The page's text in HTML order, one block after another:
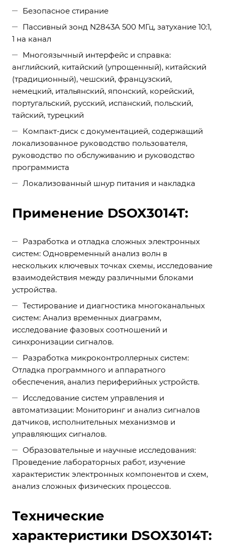
Безопасное стирание
Пассивный зонд N2843A 500 МГц, затухание 10:1,
1 на канал
Многоязычный интерфейс и справка:
английский, китайский (упрощенный), китайский
(традиционный), чешский, французский,
немецкий, итальянский, японский, корейский,
португальский, русский, испанский, польский,
тайский, турецкий
Компакт-диск с документацией, содержащий
локализованное руководство пользователя,
руководство по обслуживанию и руководство
программиста
Локализованный шнур питания и накладка
Применение DSOX3014T:
Разработка и отладка сложных электронных
систем: Одновременный анализ волн в
нескольких ключевых точках схемы, исследование
взаимодействия между различными блоками
устройства.
Тестирование и диагностика многоканальных
систем: Анализ временных диаграмм,
исследование фазовых соотношений и
синхронизации сигналов.
Разработка микроконтроллерных систем:
Отладка программного и аппаратного
обеспечения, анализ периферийных устройств.
Исследование систем управления и
автоматизации: Мониторинг и анализ сигналов
датчиков, исполнительных механизмов и
управляющих сигналов.
Образовательные и научные исследования:
Проведение лабораторных работ, изучение
характеристик электронных компонентов и схем,
анализ сложных физических процессов.
Технические
характеристики DSOX3014T: